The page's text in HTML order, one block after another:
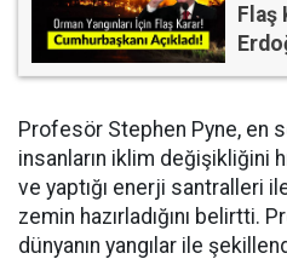
Flaş
Profesör Stephen Pyne, en
insanların iklim değişikliğini
ve yaptığı enerji santralleri
zemin hazırladığını belirtti.
dünyanın yangılar ile